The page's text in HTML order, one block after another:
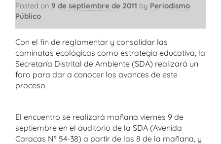
Posted on 9 de septiembre de 2011 by Periodismo
Público
Con el fin de reglamentar y consolidar las
caminatas ecológicas como estrategia educativa, la
Secretaría Distrital de Ambiente (SDA) realizará un
foro para dar a conocer los avances de este
proceso.
El encuentro se realizará mañana viernes 9 de
septiembre en el auditorio de la SDA (Avenida
Caracas Nº 54-38) a partir de las 8 de la mañana, y